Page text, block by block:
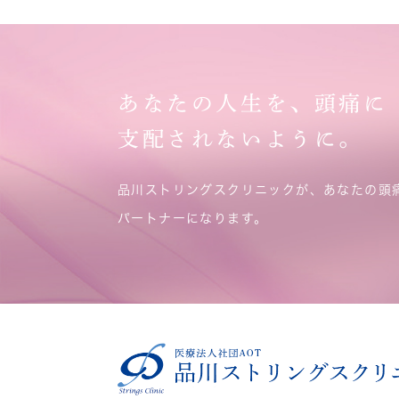
あなたの人生を、頭痛に
支配されないように。
品川ストリングスクリニックが、あなたの頭
パートナーになります。